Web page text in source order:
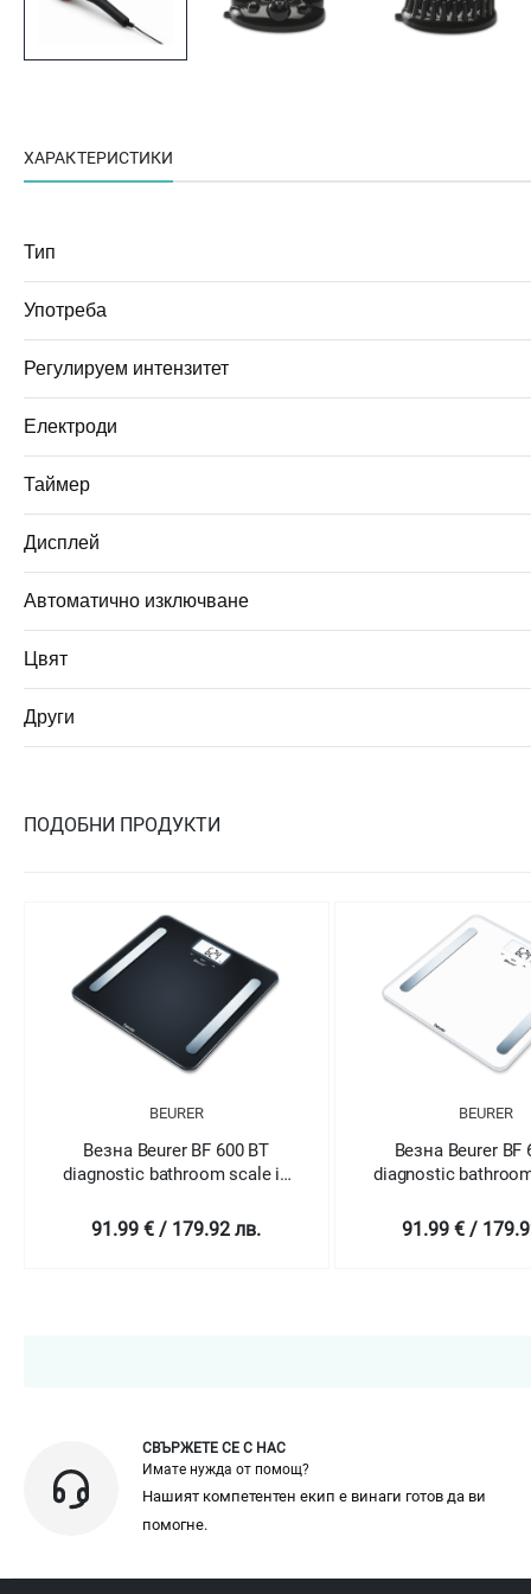
ХАРАКТЕРИСТИКИ
Тип
Употреба
Регулируем интензитет
Електроди
Таймер
Дисплей
Автоматично изключване
Цвят
Други
ПОДОБНИ ПРОДУКТИ
BEURER
Везна Beurer BF 600 BT
diagnostic bathroom scale in
91.99 € / 179.92 лв.
BEURER
Везна Beurer BF
diagnostic
91.99 € /
СВЪРЖЕТЕ СЕ С НАС
Имате нужда от помощ?
Нашият компетентен екип е винаги готов да ви
помогне.